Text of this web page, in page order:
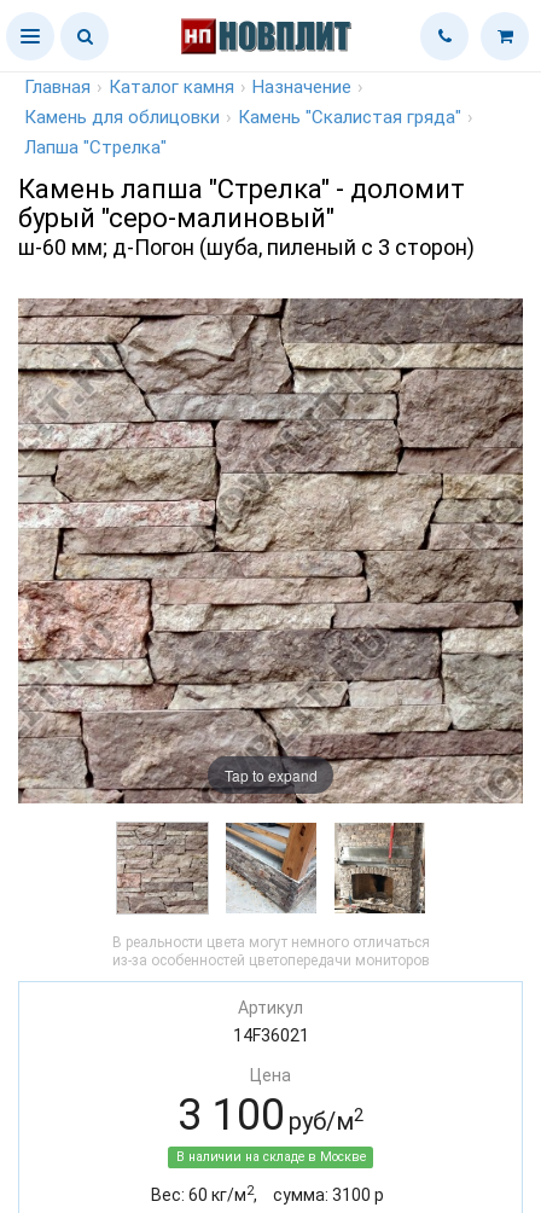
Главная › Каталог камня › Назначение ›
Камень для облицовки › Камень "Скалистая гряда" ›
Лапша "Стрелка"
Камень лапша "Стрелка" - доломит
бурый "серо-малиновый"
ш-60 мм; д-Погон (шуба, пиленый с 3 сторон)
Tap to expand
В реальности цвета могут немного отличаться
из-за особенностей цветопередачи мониторов
Артикул
14F36021
Цена
3 100 руб/м2
В наличии на складе в Москве
Вес: 60 кг/м2, cумма: 3100 р